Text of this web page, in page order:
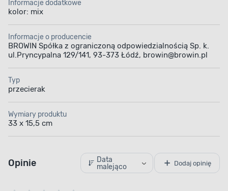
Informacje dodatkowe
kolor: mix
Informacje o producencie
BROWIN Spółka z ograniczoną odpowiedzialnością Sp. k.
ul.Pryncypalna 129/141, 93-373 Łódź, browin@browin.pl
Typ
przecierak
Wymiary produktu
33 x 15,5 cm
Opinie
Data
malejąco
Dodaj opinię